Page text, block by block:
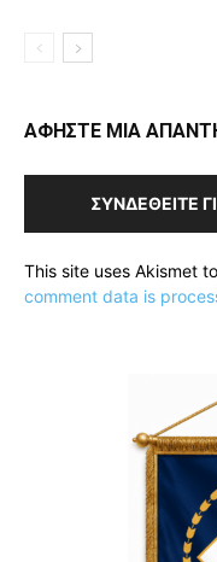
ΑΦΗΣΤΕ ΜΙΑ
ΣΥΝΔΕΘΕΊΤΕ
This site uses Akismet
comment data is